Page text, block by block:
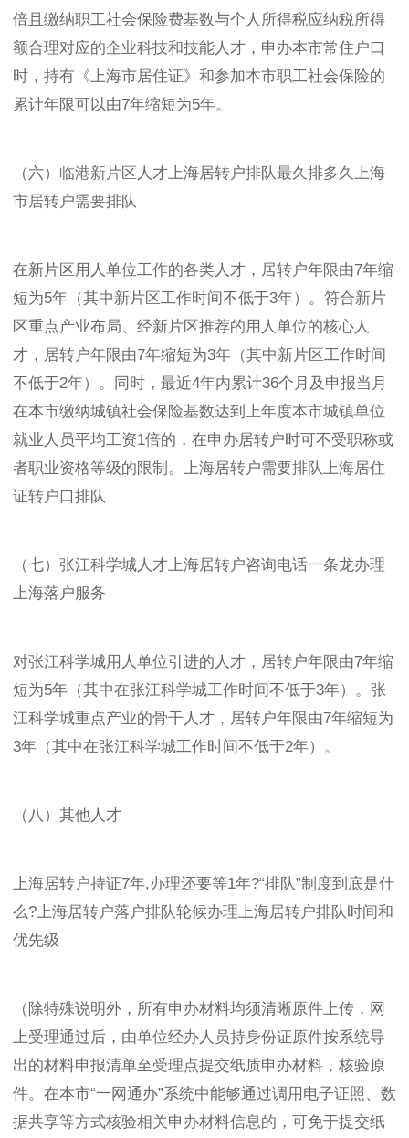
倍且缴纳职工社会保险费基数与个人所得税应纳税所得
额合理对应的企业科技和技能人才，申办本市常住户口
时，持有《上海市居住证》和参加本市职工社会保险的
累计年限可以由7年缩短为5年。
（六）临港新片区人才上海居转户排队最久排多久上海
市居转户需要排队
在新片区用人单位工作的各类人才，居转户年限由7年缩
短为5年（其中新片区工作时间不低于3年）。符合新片
区重点产业布局、经新片区推荐的用人单位的核心人
才，居转户年限由7年缩短为3年（其中新片区工作时间
不低于2年）。同时，最近4年内累计36个月及申报当月
在本市缴纳城镇社会保险基数达到上年度本市城镇单位
就业人员平均工资1倍的，在申办居转户时可不受职称或
者职业资格等级的限制。上海居转户需要排队上海居住
证转户口排队
（七）张江科学城人才上海居转户咨询电话一条龙办理
上海落户服务
对张江科学城用人单位引进的人才，居转户年限由7年缩
短为5年（其中在张江科学城工作时间不低于3年）。张
江科学城重点产业的骨干人才，居转户年限由7年缩短为
3年（其中在张江科学城工作时间不低于2年）。
（八）其他人才
上海居转户持证7年,办理还要等1年?“排队”制度到底是什
么?上海居转户落户排队轮候办理上海居转户排队时间和
优先级
（除特殊说明外，所有申办材料均须清晰原件上传，网
上受理通过后，由单位经办人员持身份证原件按系统导
出的材料申报清单至受理点提交纸质申办材料，核验原
件。在本市“一网通办”系统中能够通过调用电子证照、数
据共享等方式核验相关申办材料信息的，可免于提交纸